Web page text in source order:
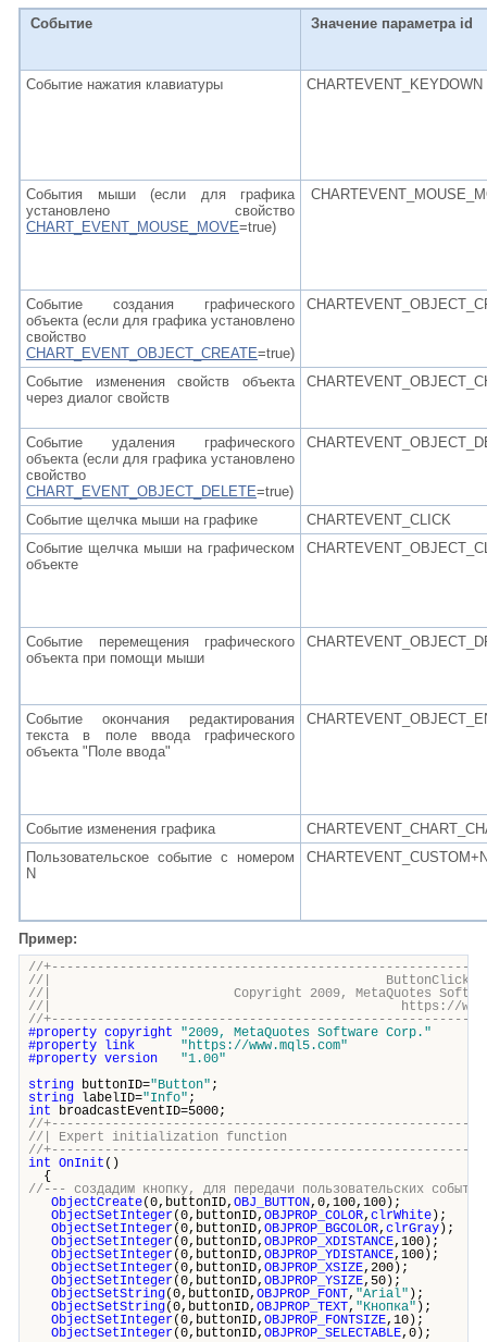
Событие
Значение параметра id
Событие нажатия клавиатуры CHARTEVENT_KEYDOWN
События мыши (если для графика
установлено свойство
CHART_EVENT_MOUSE_MOVE=true)
Событие создания графического
объекта (если для графика установлено
свойство
CHART_EVENT_OBJECT_CREATE=true)
Событие изменения свойств объекта
через диалог свойств
Событие удаления графического
объекта (если для графика установлено
свойство
CHART_EVENT_OBJECT_DELETE=true)
Событие щелчка мыши на графике
CHARTEVENT_CLICK
Событие щелчка мыши на графическом
объекте
Событие перемещения графического
объекта при помощи мыши
Событие окончания редактирования
текста в поле ввода графического
объекта "Поле ввода"
Событие изменения графика
Пользовательское событие с номером
N
Пример:
//
//|
//| Copyright 2009, MetaQuotes Software
//| https://
//
#property copyright
"2009, MetaQuotes Software Corp."
#property
link
"https://www.mql5.com"
#property version
"1.00"
string buttonID="Button" ;
string labelID="Info" ;
int broadcastEventID=5000;
//
//| Expert initialization
//
int OnInit ()
{
//--- создадим кнопку, для передачи пользовательских событий
ObjectCreate(0,buttonID, OBJ_BUTTON,0,100,100);
ObjectSetInteger(0,buttonID, OBJPROP_COLOR, clrWhite );
ObjectSetInteger(0,buttonID, OBJPROP_BGCOLOR, clrGray );
ObjectSetInteger(0,buttonID, OBJPROP_XDISTANCE,100);
ObjectSetInteger(0,buttonID, OBJPROP_YDISTANCE,100);
ObjectSetInteger(0,buttonID, OBJPROP_XSIZE,200);
ObjectSetInteger(0,buttonID, OBJPROP_YSIZE,50);
ObjectSetString(0,buttonID, OBJPROP_FONT, "Arial" );
ObjectSetString(0,buttonID, OBJPROP_TEXT, "Кнопка" );
ObjectSetInteger(0,buttonID, OBJPROP_FONTSIZE,10);
ObjectSetInteger(0,buttonID, OBJPROP_SELECTABLE,0);